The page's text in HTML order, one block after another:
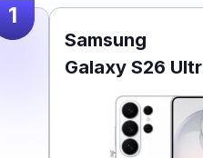
1
Samsung
Galaxy S26